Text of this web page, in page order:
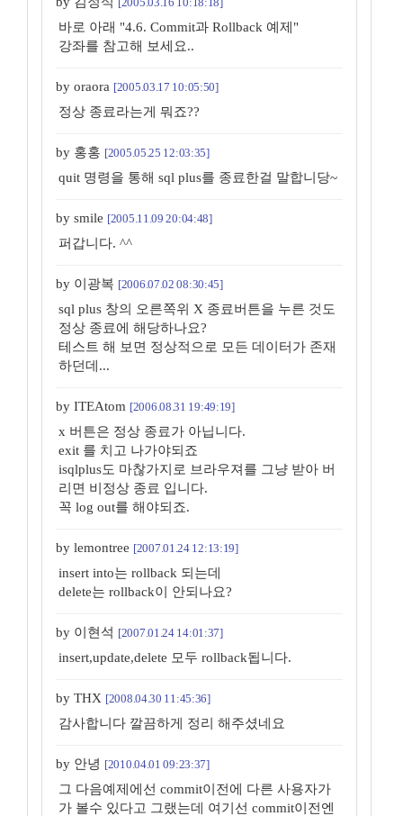
바로 아래 "4.6. Commit과 Rollback 예제"
강좌를 참고해 보세요..
by oraora [2005.03.17 10:05:50]
정상 종료라는게 뭐죠??
by 홍홍 [2005.05.25 12:03:35]
quit 명령을 통해 sql plus를 종료한걸 말합니당~
by smile [2005.11.09 20:04:48]
퍼갑니다. ^^
by 이광복 [2006.07.02 08:30:45]
sql plus 창의 오른쪽위 X 종료버튼을 누른 것도
정상 종료에 해당하나요?
테스트 해 보면 정상적으로 모든 데이터가 존재
하던데...
by ITEAtom [2006.08.31 19:49:19]
x 버튼은 정상 종료가 아닙니다.
exit 를 치고 나가야되죠
isqlplus도 마찮가지로 브라우져를 그냥 받아 버
리면 비정상 종료 입니다.
꼭 log out를 해야되죠.
by lemontree [2007.01.24 12:13:19]
insert into는 rollback 되는데
delete는 rollback이 안되나요?
by 이현석 [2007.01.24 14:01:37]
insert,update,delete 모두 rollback됩니다.
by THX [2008.04.30 11:45:36]
감사합니다 깔끔하게 정리 해주셨네요
by 안녕 [2010.04.01 09:23:37]
그 다음예제에선 commit이전에 다른 사용자가
가 볼수 있다고 그랬는데 여기선 commit이전엔